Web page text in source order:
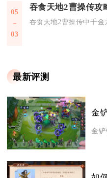
05
03
吞食天地2曹操传中千
最新评测
金